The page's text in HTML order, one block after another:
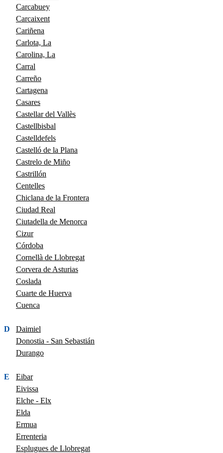
Carcabuey
Carcaixent
Cariñena
Carlota, La
Carolina, La
Carral
Carreño
Cartagena
Casares
Castellar del Vallès
Castellbisbal
Castelldefels
Castelló de la Plana
Castrelo de Miño
Castrillón
Centelles
Chiclana de la Frontera
Ciudad Real
Ciutadella de Menorca
Cizur
Córdoba
Cornellà de Llobregat
Corvera de Asturias
Coslada
Cuarte de Huerva
Cuenca
D
Daimiel
Donostia - San Sebastián
Durango
E
Eibar
Eivissa
Elche - Elx
Elda
Ermua
Errenteria
Esplugues de Llobregat